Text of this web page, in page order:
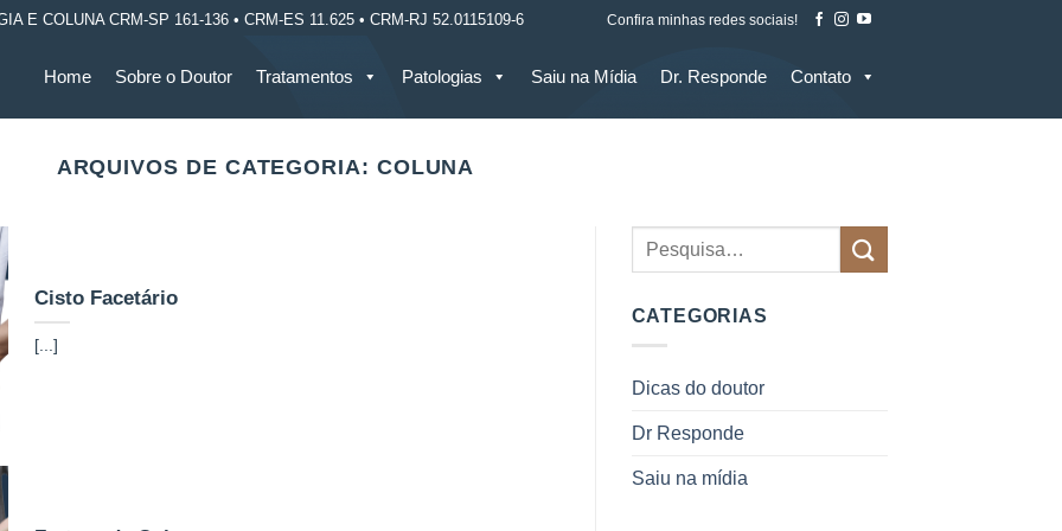
E COLUNA CRM-SP 161-136 • CRM-ES 11.625 • CRM-RJ 52.0115109-6 Confira minhas redes sociais!
Home Sobre o Doutor Tratamentos Patologias Saiu na Mídia Dr. Responde Contato
ARQUIVOS DE CATEGORIA: COLUNA
Cisto Facetário
[...]
CATEGORIAS
Dicas do doutor
Dr Responde
Saiu na mídia